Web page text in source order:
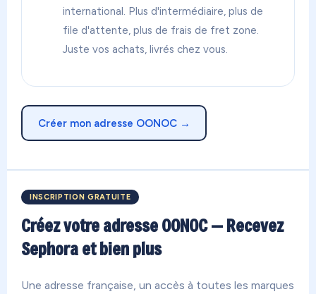
international. Plus d'intermédiaire, plus de
file d'attente, plus de frais de fret zone.
Juste vos achats, livrés chez vous.
Créer mon adresse OONOC →
INSCRIPTION GRATUITE
Créez votre adresse OONOC — Recevez
Sephora et bien plus
Une adresse française, un accès à toutes les marques